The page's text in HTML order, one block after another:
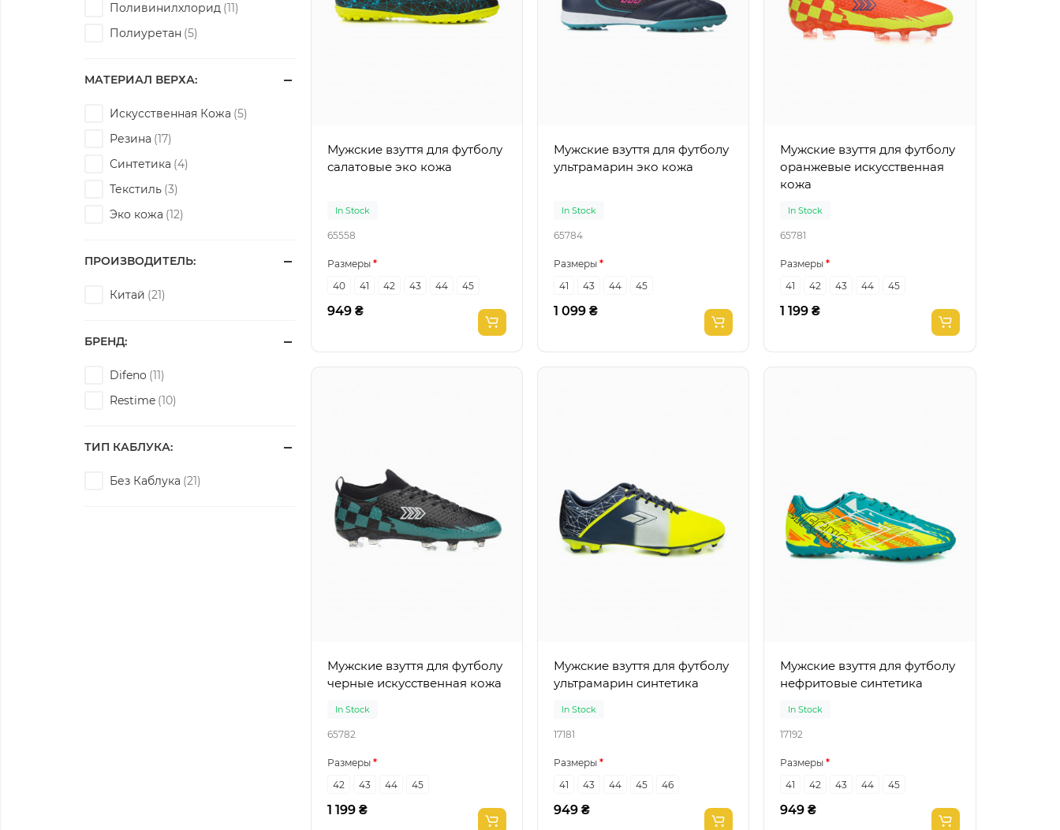
Поливинилхлорид
Полиуретан
МАТЕРИАЛ ВЕРХА:
Искусственная Кожа
Резина
Синтетика
Текстиль
Эко кожа
ПРОИЗВОДИТЕЛЬ:
Китай
БРЕНД:
Difeno
Restime
ТИП КАБЛУКА:
Без Каблука
Мужские взуття для футболу
салатовые эко кожа
In Stock
65558
Размеры
40
41 42 43 44 45
949 ₴
Мужские взуття для футболу
ультрамарин эко кожа
In Stock
65784
Размеры
41
43 44 45
1 099 ₴
Мужские взуття для футболу
оранжевые искусственная
кожа
In Stock
65781
Размеры
41
42 43 44 45
1 199 ₴
Мужские взуття для футболу
черные искусственная кожа
In Stock
65782
Размеры
42
43 44 45
1 199 ₴
Мужские взуття для футболу
ультрамарин синтетика
In Stock
17181
Размеры
41
43 44 45 46
949 ₴
Мужские взуття для футболу
нефритовые синтетика
In Stock
17192
Размеры
41
42 43 44 45
949 ₴